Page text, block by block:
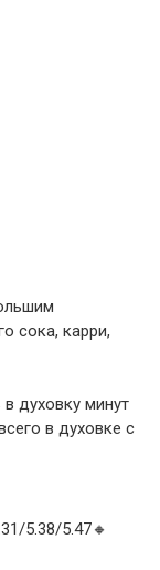
сока, карри,
в духовку минут
в духовке с
5.38/5.47🔸